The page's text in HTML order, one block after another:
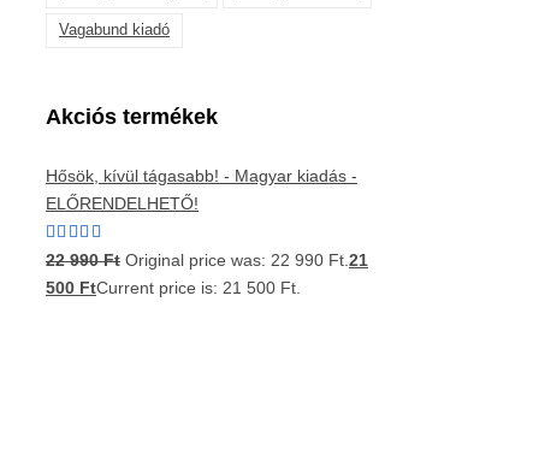
Vagabund kiadó
Akciós termékek
Hősök, kívül tágasabb! - Magyar kiadás -
ELŐRENDELHETŐ!
Értékelés:
22 990Ft Original price was: 22 990 Ft. 21
500 FtCurrent price is: 21 500 Ft.